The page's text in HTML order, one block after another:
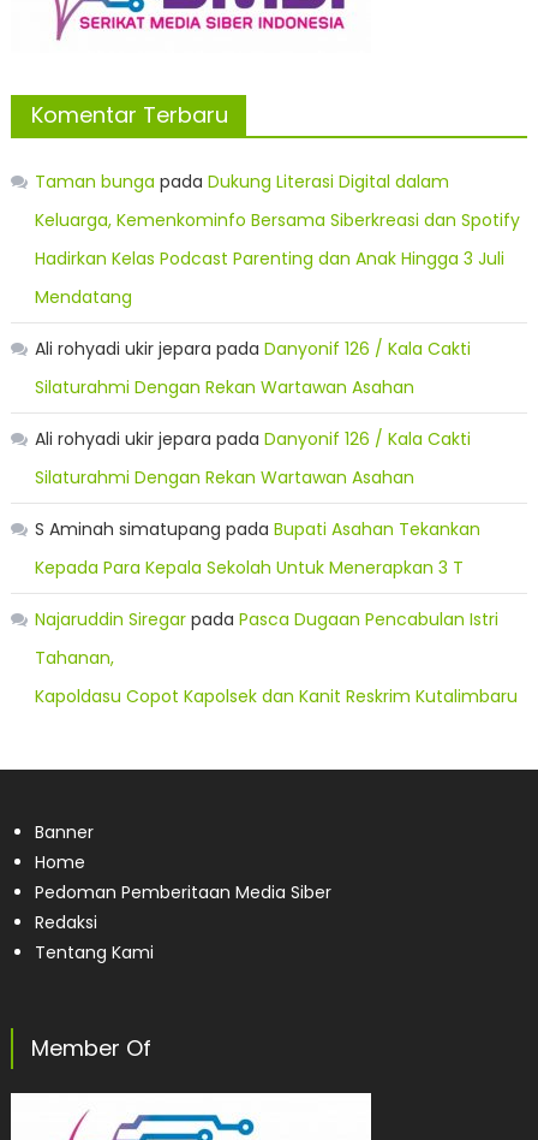
Komentar Terbaru
Taman bunga pada Dukung Literasi Digital dalam
Keluarga, Kemenkominfo Bersama Siberkreasi dan Spotify
Hadirkan Kelas Podcast Parenting dan Anak Hingga 3 Juli
Mendatang
Ali rohyadi ukir jepara pada Danyonif 126 / Kala Cakti
Silaturahmi Dengan Rekan Wartawan Asahan
Ali rohyadi ukir jepara pada Danyonif 126 / Kala Cakti
Silaturahmi Dengan Rekan Wartawan Asahan
S Aminah simatupang pada Bupati Asahan Tekankan
Kepada Para Kepala Sekolah Untuk Menerapkan 3 T
Najaruddin Siregarpada Pasca Dugaan Pencabulan Istri
Tahanan,
Kapoldasu Copot Kapolsek dan Kanit Reskrim Kutalimbaru
Banner
Home
Pedoman Pemberitaan Media Siber
Redaksi
Tentang Kami
Member Of